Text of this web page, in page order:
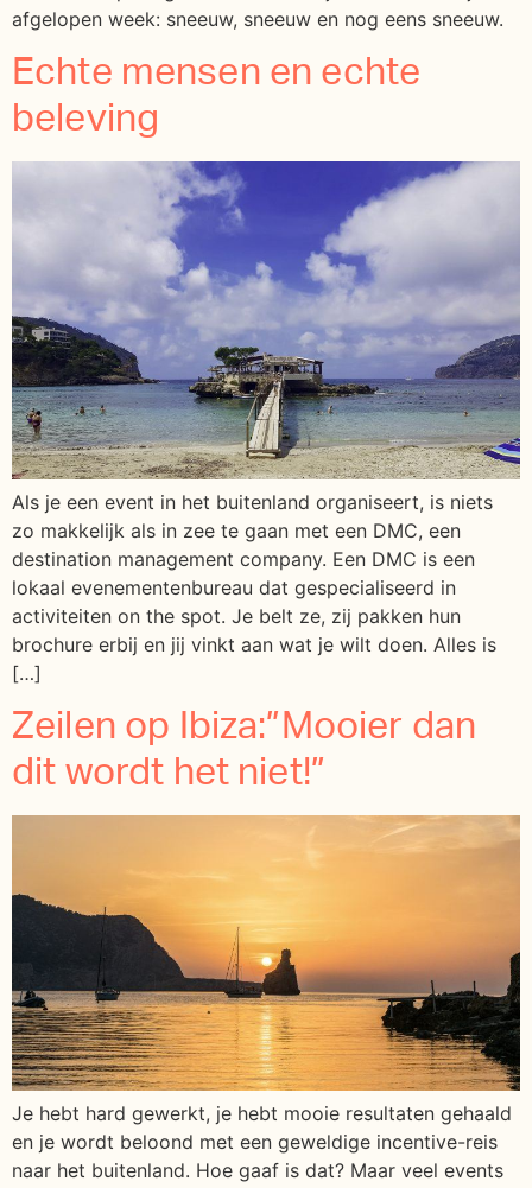
afgelopen week: sneeuw, sneeuw en nog eens sneeuw.
Echte mensen en echte
beleving
Als je een event in het buitenland organiseert, is niets
zo makkelijk als in zee te gaan met een DMC, een
destination management company. Een DMC is een
lokaal evenementenbureau dat gespecialiseerd in
activiteiten on the spot. Je belt ze, zij pakken hun
brochure erbij en jij vinkt aan wat je wilt doen. Alles is
[…]
Zeilen op Ibiza:”Mooier dan
dit wordt het niet!”
Je hebt hard gewerkt, je hebt mooie resultaten gehaald
en je wordt beloond met een geweldige incentive-reis
naar het buitenland. Hoe gaaf is dat? Maar veel events